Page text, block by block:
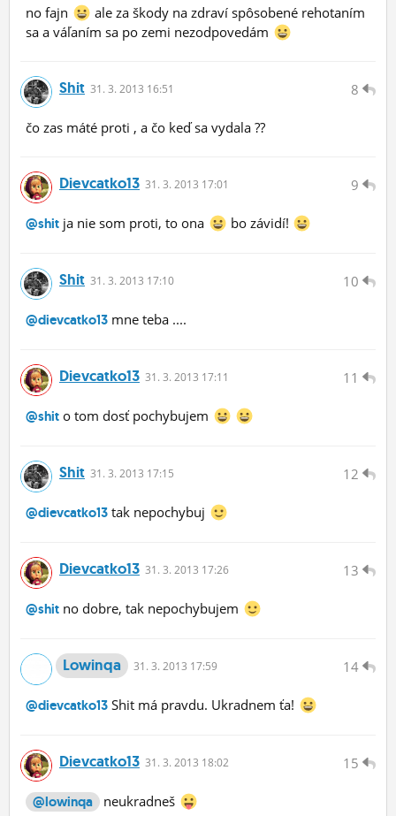
no fajn
ale za škody na zdraví spôsobené rehotaním
sa a váľaním sa po zemi nezodpovedám
8
Shit 31. 3. 2013 16:51
čo zas máté proti , a čo keď sa vydala ??
9
Dievcatko13 31. 3. 2013 17:01
@shit ja nie som proti, to ona bo závidí!
10
Shit 31. 3. 2013 17:10
@dievcatko13 mne teba ....
11
Dievcatko13 31. 3. 2013 17:11
@shit o tom dosť pochybujem
12
Shit 31. 3. 2013 17:15
@dievcatko13 tak nepochybuj
13
Dievcatko13 31. 3. 2013 17:26
@shit no dobre, tak nepochybujem
14
Lowinqa 31. 3. 2013 17:59
@dievcatko13 Shit má pravdu. Ukradnem ťa!
15
Dievcatko13 31. 3. 2013 18:02
@lowinqa neukradneš